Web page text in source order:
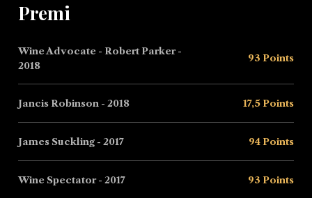
Premi
Wine Advocate - Robert Parker -
2018
93 Points
Jancis Robinson - 2018 17,5 Points
James Suckling - 2017 94 Points
Wine Spectator - 2017 93 Points